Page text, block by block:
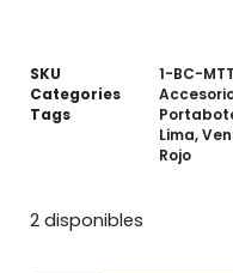
SKU
1-BC-
Categories
Tags
Lima,
Rojo
2 disponibles